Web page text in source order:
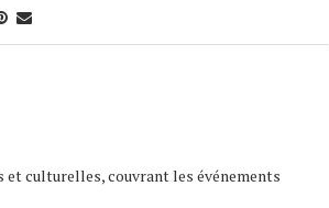
culturelles, couvrant les événements